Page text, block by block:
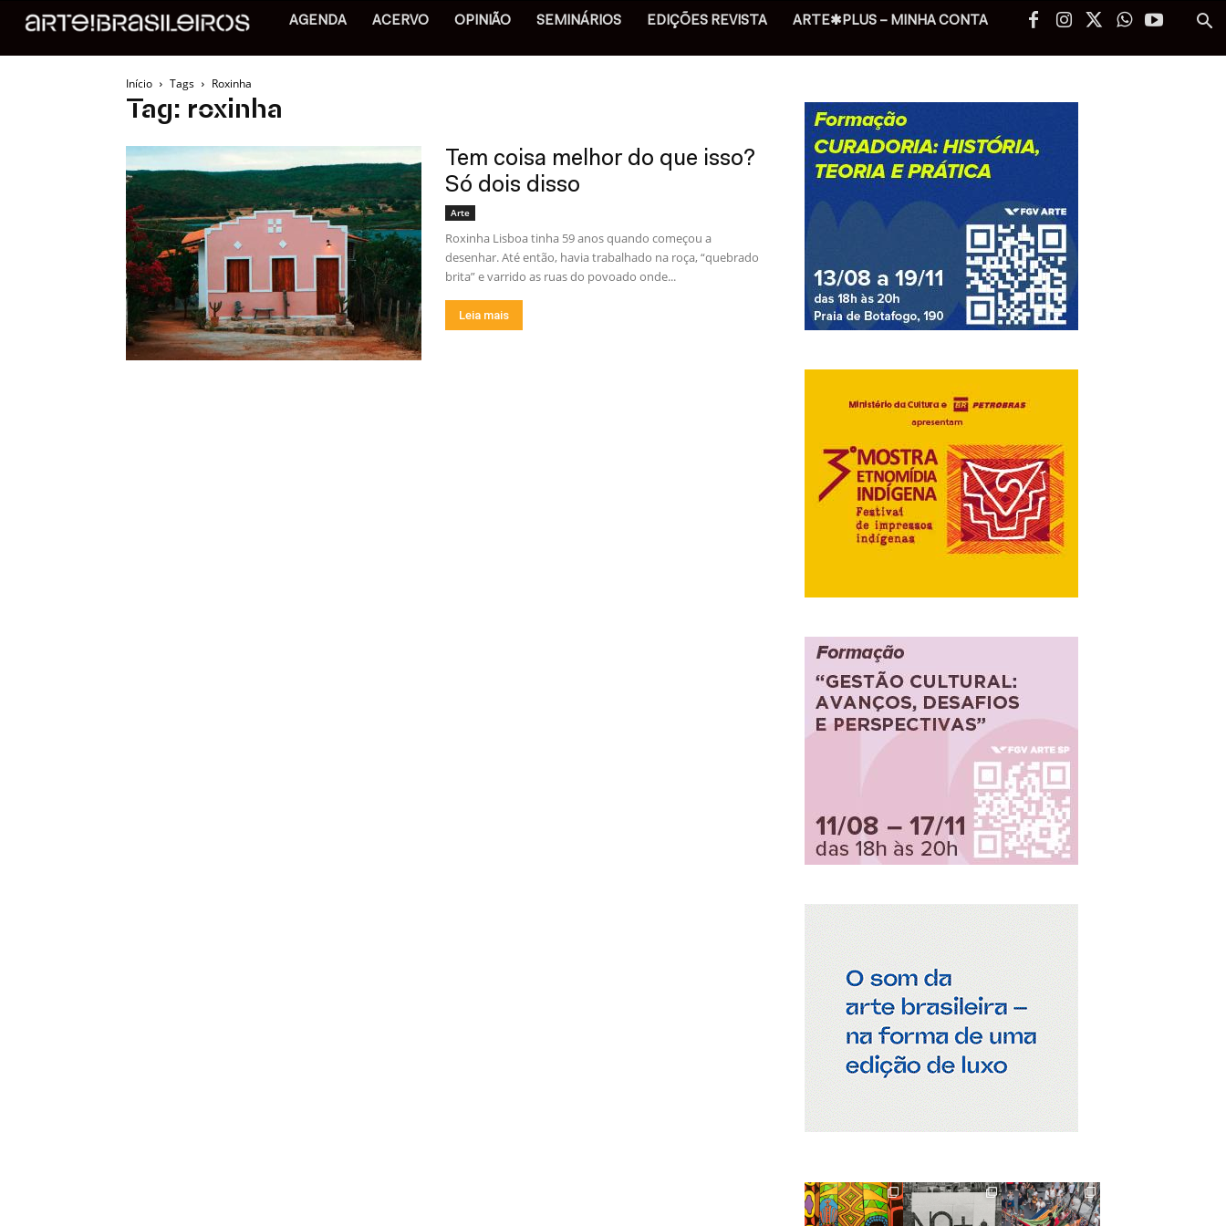
AGENDA ACERVO OPINIÃO SEMINÁRIOS EDIÇÕES REVISTA ARTE✱PLUS – MINHA CONTA
Início Tags Roxinha
Tag: roxinha
Tem coisa melhor do que isso?
Só dois disso
Arte
Roxinha Lisboa tinha 59 anos quando começou a
desenhar. Até então, havia trabalhado na roça, “quebrado
brita” e varrido as ruas do povoado onde...
Leia mais